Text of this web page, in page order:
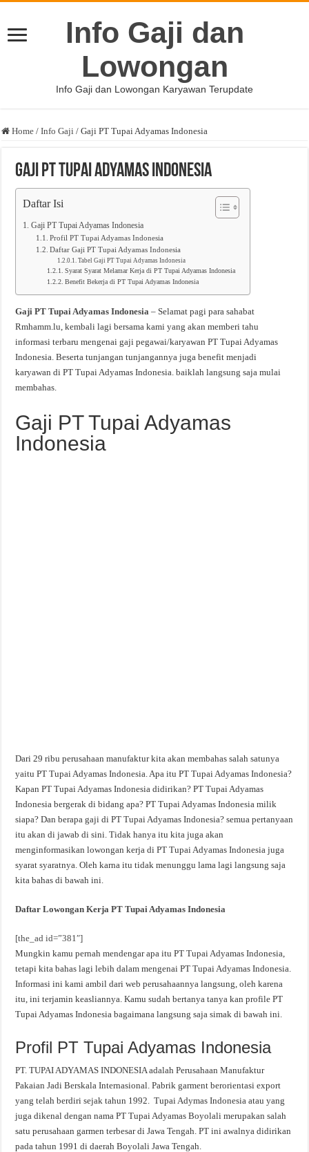
Info Gaji dan
Lowongan
Info Gaji dan Lowongan Karyawan Terupdate
Home / Info Gaji / Gaji PT Tupai Adyamas Indonesia
Gaji PT Tupai Adyamas Indonesia
Daftar Isi
Gaji PT Tupai Adyamas Indonesia
Profil PT Tupai Adyamas Indonesia
Daftar Gaji PT Tupai Adyamas Indonesia
Tabel Gaji PT Tupai Adyamas Indonesia
Syarat Syarat Melamar Kerja di PT Tupai Adyamas Indonesia
Benefit Bekerja di PT Tupai Adyamas Indonesia
Gaji PT Tupai Adyamas Indonesia – Selamat pagi para sahabat
Rmhamm.lu, kembali lagi bersama kami yang akan memberi tahu
informasi terbaru mengenai gaji pegawai/karyawan PT Tupai Adyamas
Indonesia. Beserta tunjangan tunjangannya juga benefit menjadi
karyawan di PT Tupai Adyamas Indonesia. baiklah langsung saja mulai
membahas.
Gaji PT Tupai Adyamas
Indonesia
Dari 29 ribu perusahaan manufaktur kita akan membahas salah satunya
yaitu PT Tupai Adyamas Indonesia. Apa itu PT Tupai Adyamas Indonesia?
Kapan PT Tupai Adyamas Indonesia didirikan? PT Tupai Adyamas
Indonesia bergerak di bidang apa? PT Tupai Adyamas Indonesia milik
siapa? Dan berapa gaji di PT Tupai Adyamas Indonesia? semua pertanyaan
itu akan di jawab di sini. Tidak hanya itu kita juga akan
menginformasikan lowongan kerja di PT Tupai Adyamas Indonesia juga
syarat syaratnya. Oleh karna itu tidak menunggu lama lagi langsung saja
kita bahas di bawah ini.
Daftar Lowongan Kerja PT Tupai Adyamas Indonesia
[the_ad id=”381″]
Mungkin kamu pernah mendengar apa itu PT Tupai Adyamas Indonesia,
tetapi kita bahas lagi lebih dalam mengenai PT Tupai Adyamas Indonesia.
Informasi ini kami ambil dari web perusahaannya langsung, oleh karena
itu, ini terjamin keasliannya. Kamu sudah bertanya tanya kan profile PT
Tupai Adyamas Indonesia bagaimana langsung saja simak di bawah ini.
Profil PT Tupai Adyamas Indonesia
PT. TUPAI ADYAMAS INDONESIA adalah Perusahaan Manufaktur
Pakaian Jadi Berskala Internasional. Pabrik garment berorientasi export
yang telah berdiri sejak tahun 1992. Tupai Adymas Indonesia atau yang
juga dikenal dengan nama PT Tupai Adyamas Boyolali merupakan salah
satu perusahaan garmen terbesar di Jawa Tengah. PT ini awalnya didirikan
pada tahun 1991 di daerah Boyolali Jawa Tengah.